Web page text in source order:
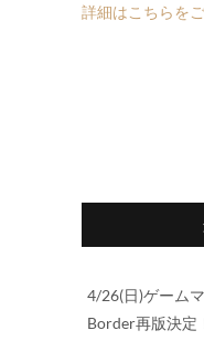
詳細はこちらを
4/26(日)ゲーム
Border再版決定